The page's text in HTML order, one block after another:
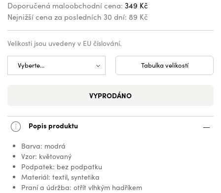
Doporučená maloobchodní cena: 349 Kč
Nejnižší cena za posledních 30 dní: 89 Kč
Velikosti jsou uvedeny v EU číslování.
Tabulka velikostí
VYPRODÁNO
Popis produktu
Barva: modrá
Vzor: květovaný
Podpatek: bez podpatku
Materiál: textil, syntetika
Praní a údržba: otřít vlhkým hadříkem